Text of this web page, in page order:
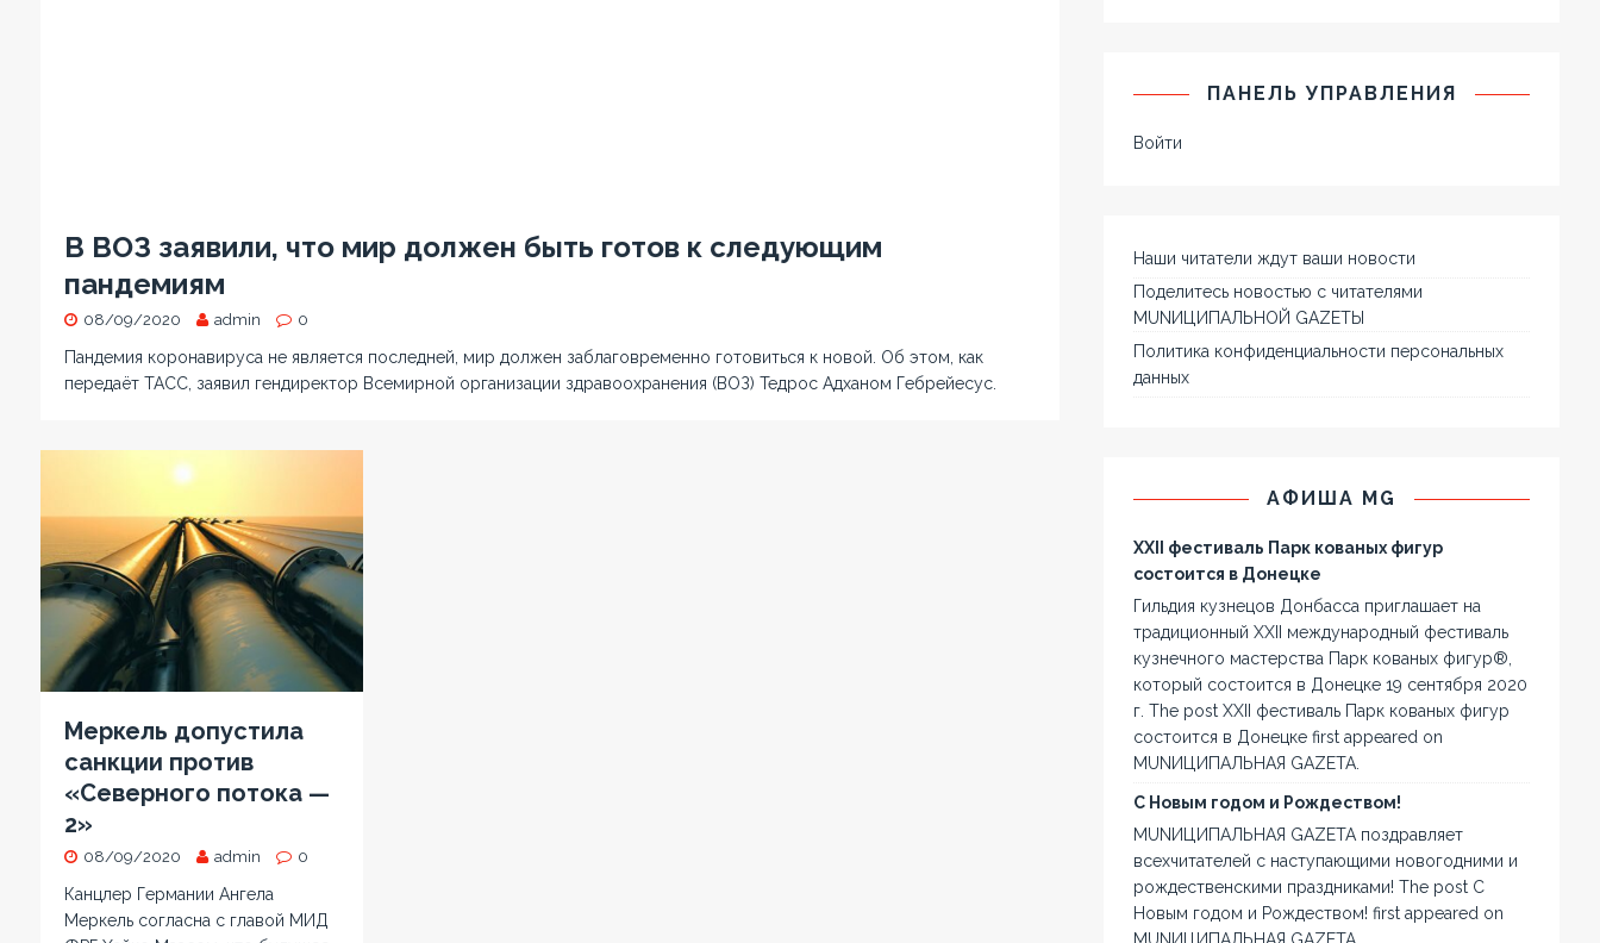
В ВОЗ заявили, что мир должен быть готов к следующим
пандемиям
08/09/2020 admin 0
Пандемия коронавируса не является последней, мир должен заблаговременно готовиться к новой. Об этом, как
передаёт ТАСС, заявил гендиректор Всемирной организации здравоохранения (ВОЗ) Тедрос Адханом Гебрейесус.
Меркель допустила
санкции против
«Северного потока —
2»
08/09/2020 admin 0
Канцлер Германии Ангела
Меркель согласна с главой МИД
ПАНЕЛЬ УПРАВЛЕНИЯ
Войти
Наши читатели ждут ваши новости
Поделитесь новостью с читателями
MUNИЦИПАЛЬНОЙ GAZЕТЫ
Политика конфиденциальности персональных
данных
АФИША MG
XXII фестиваль Парк кованых фигур
состоится в Донецке
Гильдия кузнецов Донбасса приглашает на
традиционный XXII международный фестиваль
кузнечного мастерства Парк кованых фигур®,
который состоится в Донецке 19 сентября 2020
г. The post XXII фестиваль Парк кованых фигур
состоится в Донецке first appeared on
MUNИЦИПАЛЬНАЯ GAZЕТА.
С Новым годом и Рождеством!
MUNИЦИПАЛЬНАЯ GAZЕТА поздравляет
всехчитателей с наступающими новогодними и
рождественскими праздниками! The post С
Новым годом и Рождеством! first appeared on